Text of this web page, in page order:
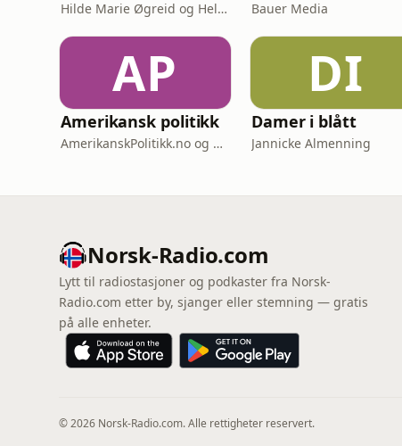
Hilde Marie Øgreid og Helene Benedikte Granum-Aanestad Bauer Media
AP
Amerikansk politikk
AmerikanskPolitikk.no og Moderne Media
DI
Damer i blått
Jannicke Almenning
Norsk-Radio.com
Lytt til radiostasjoner og podkaster fra Norsk-
Radio.com etter by, sjanger eller stemning — gratis
på alle enheter.
© 2026 Norsk-Radio.com. Alle rettigheter reservert.